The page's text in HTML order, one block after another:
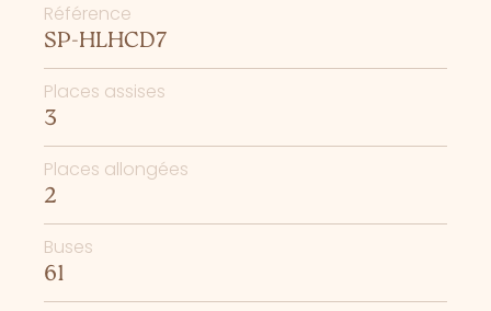
Référence
SP-HLHCD7
Places assises
3
Places allongées
2
Buses
61